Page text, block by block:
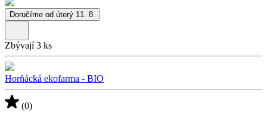
Doručíme od úterý 11. 8.
Zbývají 3 ks
Horňácká ekofarma - BIO
(0)